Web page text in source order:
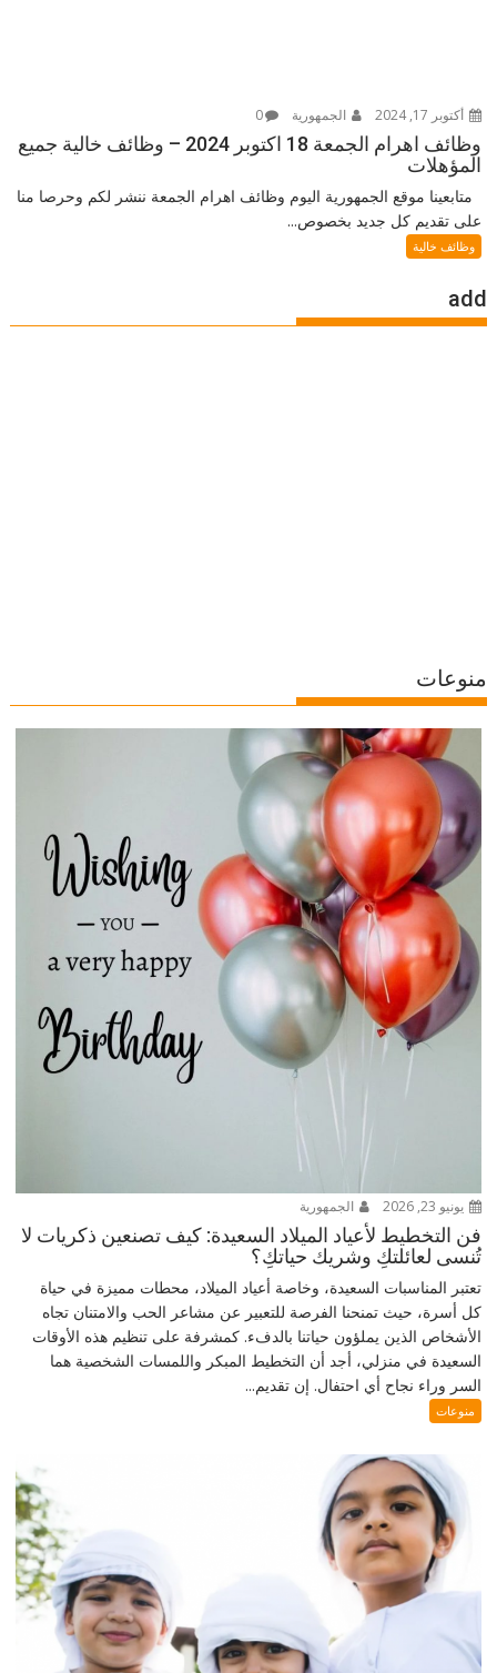
أكتوبر 17, 2024 الجمهورية 0
وظائف اهرام الجمعة 18 اكتوبر 2024 – وظائف خالية جميع
المؤهلات
متابعينا موقع الجمهورية اليوم وظائف اهرام الجمعة ننشر لكم وحرصا منا
على تقديم كل جديد بخصوص...
وظائف خالية
add
منوعات
يونيو 23, 2026 الجمهورية
فن التخطيط لأعياد الميلاد السعيدة: كيف تصنعين ذكريات لا
تُنسى لعائلتكِ وشريك حياتكِ؟
تعتبر المناسبات السعيدة، وخاصة أعياد الميلاد، محطات مميزة في حياة
كل أسرة، حيث تمنحنا الفرصة للتعبير عن مشاعر الحب والامتنان تجاه
الأشخاص الذين يملؤون حياتنا بالدفء. كمشرفة على تنظيم هذه الأوقات
السعيدة في منزلي، أجد أن التخطيط المبكر واللمسات الشخصية هما
السر وراء نجاح أي احتفال. إن تقديم...
منوعات